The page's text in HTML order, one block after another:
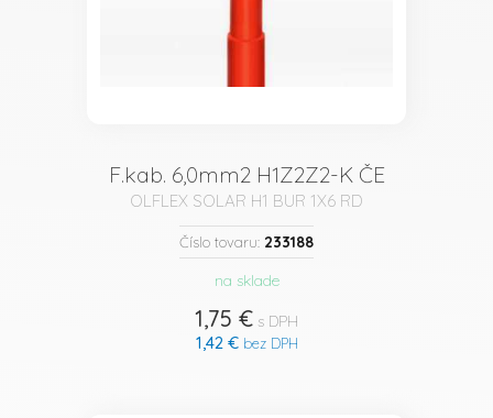
F.kab. 6,0mm2 H1Z2Z2-K ČE
OLFLEX SOLAR H1 BUR 1X6 RD
Číslo tovaru: 233188
na sklade
1,75 € s DPH
1,42 €bez DPH